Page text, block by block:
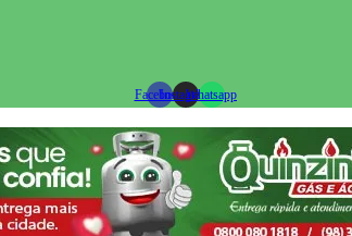
FacebookInstagramWhatsapp